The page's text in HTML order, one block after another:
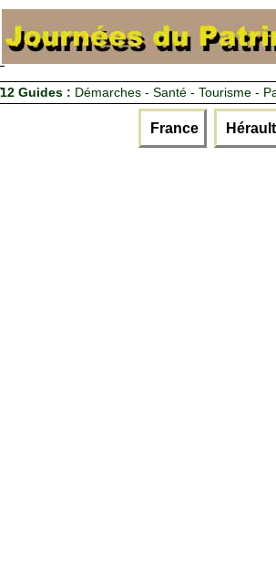
12 Guides : Démarches - Santé - Tourisme -
France